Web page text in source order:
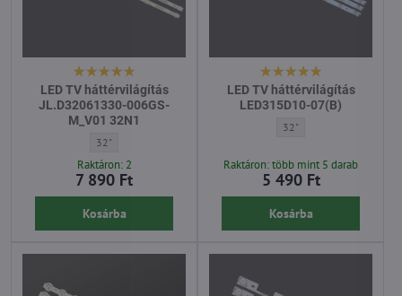
LED TV háttérvilágítás
JL.D32061330-006GS-
M_V01 32N1
LED TV háttérvilágítás JL.D32061330-006GS-M_V01 32N1 - Átló:
32"
Raktáron: 2
7 890 Ft
Kosárba
LED TV háttérvilágítás
LED315D10-07(B)
LED TV háttérvilágítás
32"
Raktáron: több mint 5 darab
5 490 Ft
Kosárba